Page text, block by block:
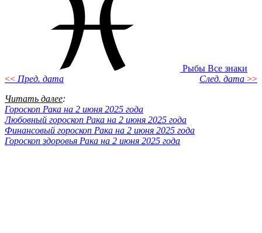
Рыбы Все знаки
<< Пред. дата След. дата >>
Читать далее:
Гороскоп Рака на 2 июня 2025 года
Любовный гороскоп Рака на 2 июня 2025 года
Финансовый гороскоп Рака на 2 июня 2025 года
Гороскоп здоровья Рака на 2 июня 2025 года